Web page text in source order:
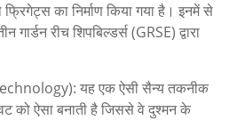
का निर्माण किया गया है। इनमें से
रीच शिपबिल्डर्स (GRSE) द्वारा
यह एक ऐसी सैन्य तकनीक
को ऐसा बनाती है जिससे वे दुश्मन के